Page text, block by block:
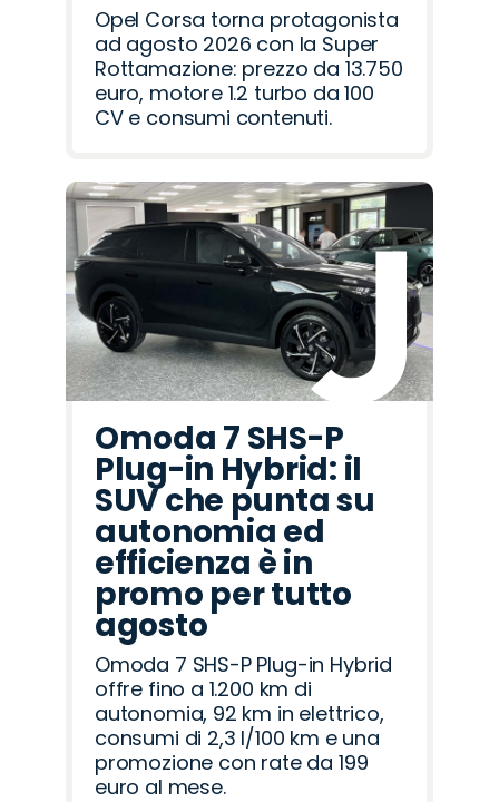
Opel Corsa torna protagonista
ad agosto 2026 con la Super
Rottamazione: prezzo da 13.750
euro, motore 1.2 turbo da 100
CV e consumi contenuti.
Omoda 7 SHS-P
Plug-in Hybrid: il
SUV che punta su
autonomia ed
efficienza è in
promo per tutto
agosto
Omoda 7 SHS-P Plug-in Hybrid
offre fino a 1.200 km di
autonomia, 92 km in elettrico,
consumi di 2,3 l/100 km e una
promozione con rate da 199
euro al mese.